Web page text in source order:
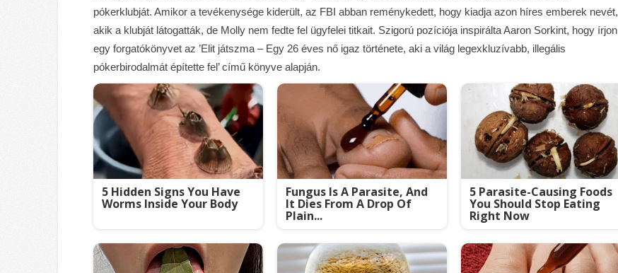
pókerklubját. Amikor a tevékenysége kiderült, az FBI abban reménykedett, hogy kiadja azon híres emberek nevét,
akik a klubját látogatták, de Molly nem fedte fel ügyfelei titkait. Szigorú pozíciója inspirálta Aaron Sorkint, hogy írjon
egy forgatókönyvet az ’Elit játszma – Egy 26 éves nő igaz története, aki a világ legexkluzívabb, illegális
pókerbirodalmát építette fel’ című könyve alapján.
5 Hidden Signs You Have
Worms Inside Your Body
Fungus Is A Parasite, And
It Dies From A Drop Of
Plain...
5 Parasite-Causing Foods
You Should Stop Eating
Right Now